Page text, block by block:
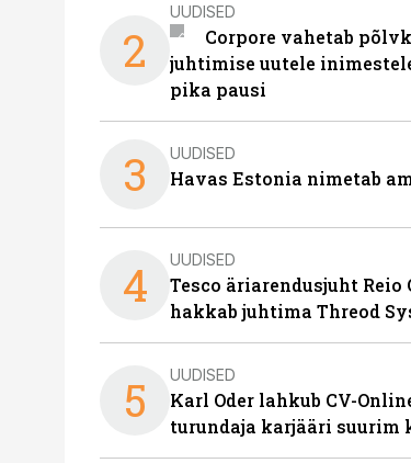
2
UUDISED
Corpore vahetab
juhtimise uutele
pika pausi
3 UUDISED
Havas Estonia nimetab
4 UUDISED
Tesco äriarendusjuht Reio
hakkab juhtima Threod
5 UUDISED
Karl Oder lahkub CV-
turundaja karjääri